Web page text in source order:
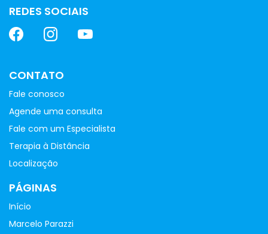
REDES SOCIAIS
CONTATO
Fale conosco
Agende uma consulta
Fale com um Especialista
Terapia à Distância
Localização
PÁGINAS
Início
Marcelo Parazzi